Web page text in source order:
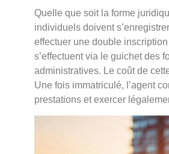
Quelle que soit la forme
individuels doivent
effectuer une double
s’effectuent via le guichet des
administratives. Le coût de
Une fois immatriculé, l’agent
prestations et exercer